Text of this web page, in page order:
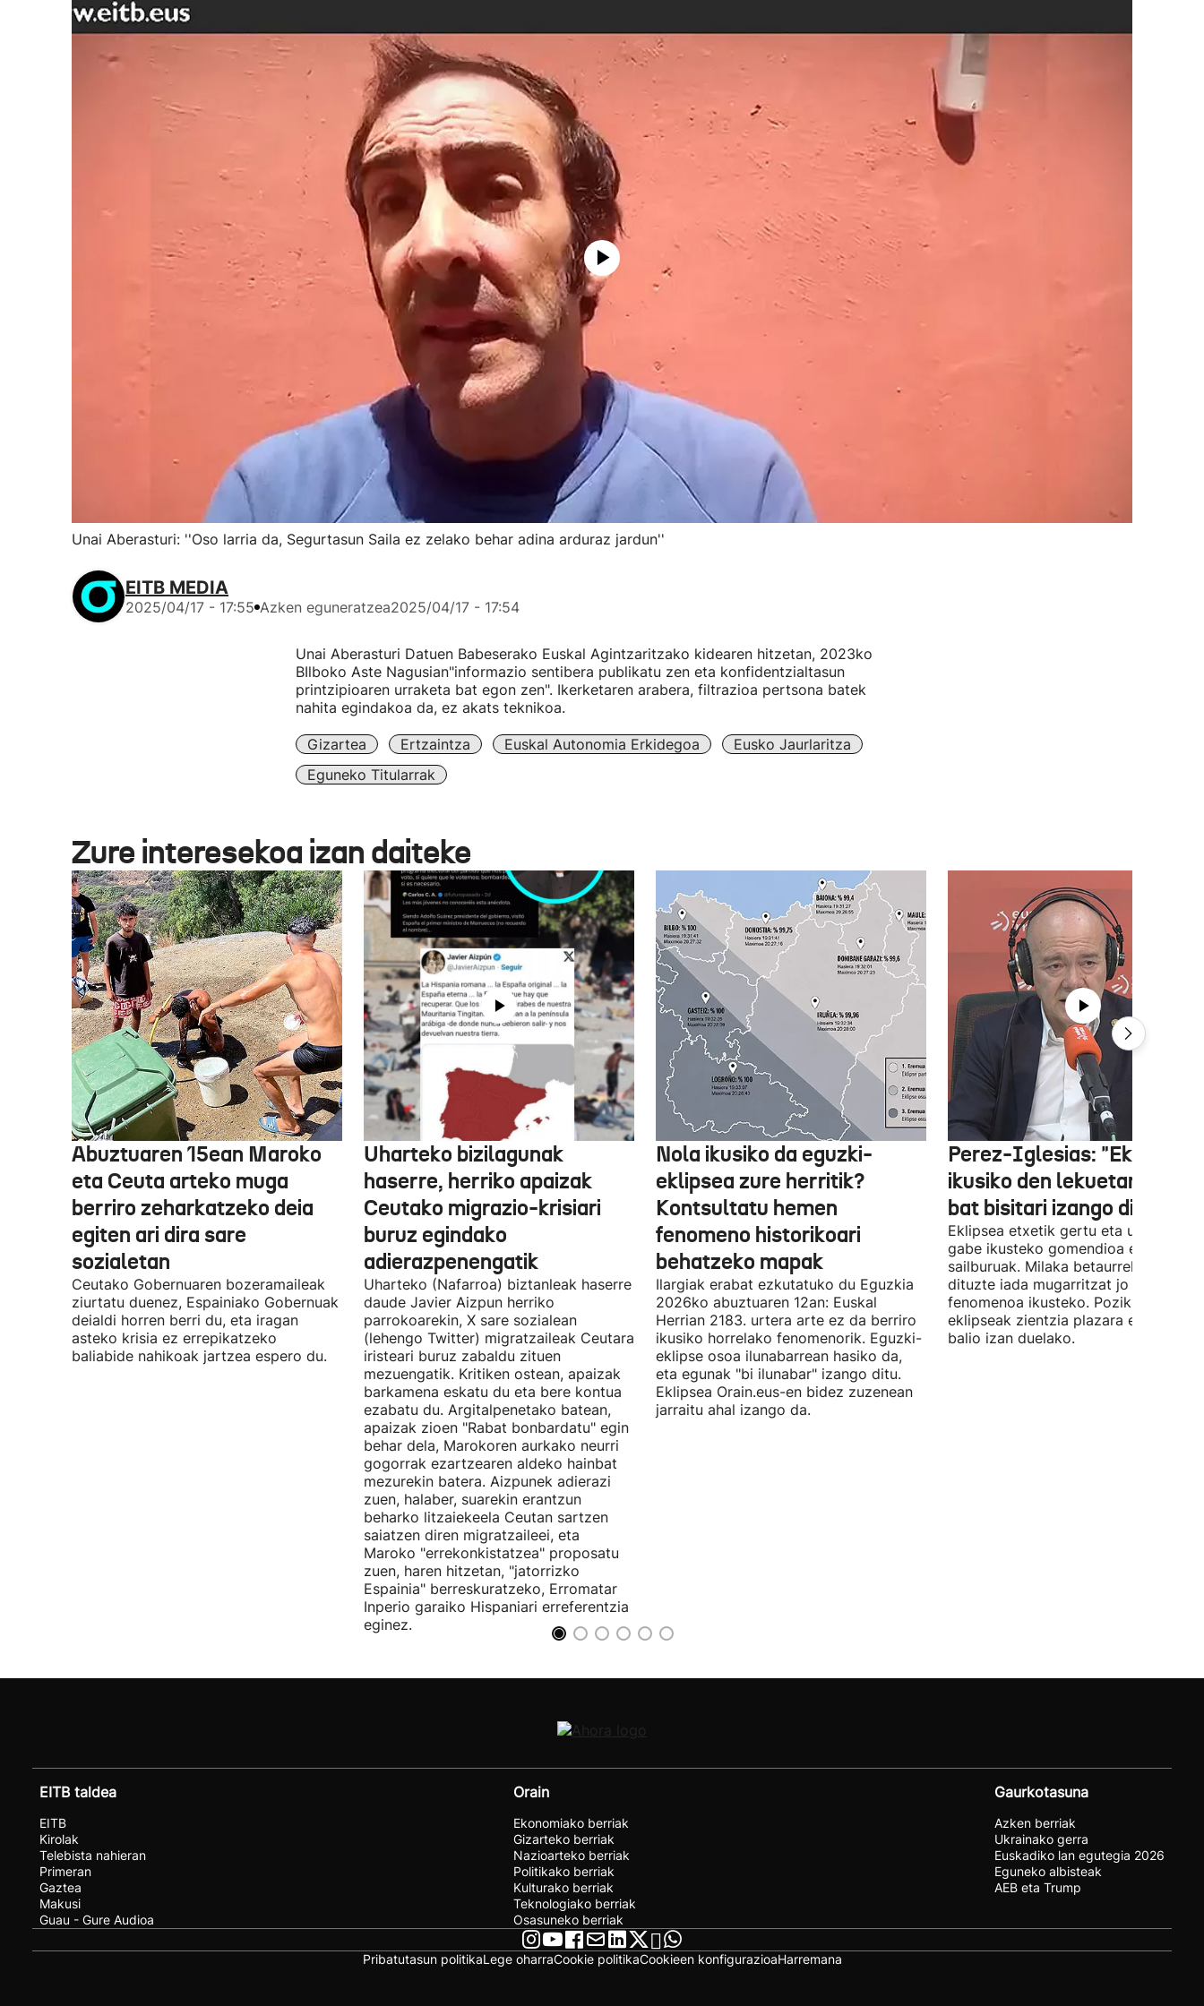
Unai Aberasturi: ''Oso larria da, Segurtasun Saila ez zelako behar adina arduraz jardun''
EITB MEDIA
2025/04/17 - 17:55 Azken eguneratzea2025/04/17 - 17:54
Unai Aberasturi Datuen Babeserako Euskal Agintzaritzako kidearen hitzetan, 2023ko
BIlboko Aste Nagusian"informazio sentibera publikatu zen eta konfidentzialtasun
printzipioaren urraketa bat egon zen". Ikerketaren arabera, filtrazioa pertsona batek
nahita egindakoa da, ez akats teknikoa.
Gizartea Ertzaintza Euskal Autonomia Erkidegoa
Eusko Jaurlaritza
Eguneko Titularrak
Zure interesekoa izan daiteke
Abuztuaren 15ean Maroko
eta Ceuta arteko muga
berriro zeharkatzeko deia
egiten ari dira sare
sozialetan
Ceutako Gobernuaren bozeramaileak
ziurtatu duenez, Espainiako Gobernuak
deialdi horren berri du, eta iragan
asteko krisia ez errepikatzeko
baliabide nahikoak jartzea espero du.
Uharteko bizilagunak
haserre, herriko apaizak
Ceutako migrazio-krisiari
buruz egindako
adierazpenengatik
Uharteko (Nafarroa) biztanleak haserre
daude Javier Aizpun herriko
parrokoarekin, X sare sozialean
(lehengo Twitter) migratzaileak Ceutara
iristeari buruz zabaldu zituen
mezuengatik. Kritiken ostean, apaizak
barkamena eskatu du eta bere kontua
ezabatu du. Argitalpenetako batean,
apaizak zioen "Rabat bonbardatu" egin
behar dela, Marokoren aurkako neurri
gogorrak ezartzearen aldeko hainbat
mezurekin batera. Aizpunek adierazi
zuen, halaber, suarekin erantzun
beharko litzaiekeela Ceutan sartzen
saiatzen diren migratzaileei, eta
Maroko "errekonkistatzea" proposatu
zuen, haren hitzetan, "jatorrizko
Espainia" berreskuratzeko, Erromatar
Inperio garaiko Hispaniari erreferentzia
eginez.
Nola ikusiko da eguzki-
eklipsea zure herritik?
Kontsultatu hemen
fenomeno historikoari
behatzeko mapak
Ilargiak erabat ezkutatuko du Eguzkia
2026ko abuztuaren 12an: Euskal
Herrian 2183. urtera arte ez da berriro
ikusiko horrelako fenomenorik. Eguzki-
eklipse osoa ilunabarrean hasiko da,
eta egunak "bi ilunabar" izango ditu.
Eklipsea Orain.eus-en bidez zuzenean
jarraitu ahal izango da.
Perez-Iglesias: "Eklipsea
ikusiko den lekuetan milioi
bat bisitari izango dira"
Eklipsea etxetik gertu eta urrun joan
gabe ikusteko gomendioa egin du
sailburuak. Milaka betaurreko banatu
dituzte iada mugarritzat jo duen
fenomenoa ikusteko. Pozik agertu da
eklipseak zientzia plazara eramateko
balio izan duelako.
EITB taldea
EITB
Kirolak
Telebista nahieran
Primeran
Gaztea
Makusi
Guau - Gure Audioa
Orain
Ekonomiako berriak
Gizarteko berriak
Nazioarteko berriak
Politikako berriak
Kulturako berriak
Teknologiako berriak
Osasuneko berriak
Gaurkotasuna
Azken berriak
Ukrainako gerra
Euskadiko lan egutegia 2026
Eguneko albisteak
AEB eta Trump
Pribatutasun politikaLege oharraCookie politikaCookieen konfigurazioaHarremana